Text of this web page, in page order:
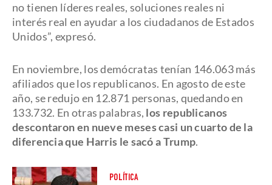
no tienen líderes reales, soluciones reales ni
interés real en ayudar a los ciudadanos de Estados
Unidos”, expresó.
En noviembre, los demócratas tenían 146.063 más
afiliados que los republicanos. En agosto de este
año, se redujo en 12.871 personas, quedando en
133.732. En otras palabras, los republicanos
descontaron en nueve meses casi un cuarto de la
diferencia que Harris le sacó a Trump.
POLÍTICA